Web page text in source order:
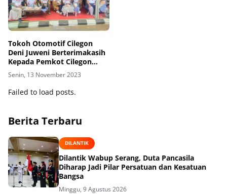
Tokoh Otomotif Cilegon
Deni Juweni Berterimakasih
Kepada Pemkot Cilegon
Acara Balapan Motor
Disambut Antusias
Masyarakat
Senin, 13 November 2023
Failed to load posts.
Berita Terbaru
DILANTIK
Dilantik Wabup Serang, Duta Pancasila
Diharap Jadi Pilar Persatuan dan Kesatuan
Bangsa
Minggu, 9 Agustus 2026